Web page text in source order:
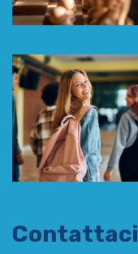
Contattaci